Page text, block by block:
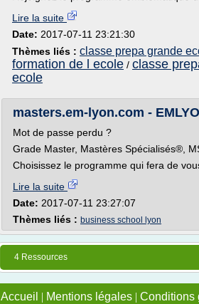
Lire la suite
Date: 2017-07-11 23:21:30
Thèmes liés : classe prepa grande
formation de l ecole / classe
ecole
masters.em-lyon.com -
Mot de passe perdu ?
Grade Master, Mastères Spécialisés®,
Choisissez le programme qui fera de
Lire la suite
Date: 2017-07-11 23:27:07
Thèmes liés : business school lyon
4 Ressources
Accueil | Mentions légales | Conditions